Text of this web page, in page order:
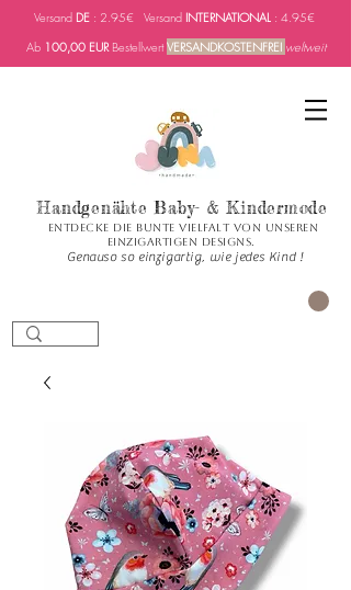
Versand DE : 2.95€ Versand INTERNATIONAL : 4.95€
Ab 100,00 EURBestellwertVERSANDKOSTENFREI weltweit
Handgenähte Baby- & Kindermode
Entdecke die bunte Vielfalt von unseren
einzigartigen Designs.
Genauso so einzigartig, wie jedes Kind !